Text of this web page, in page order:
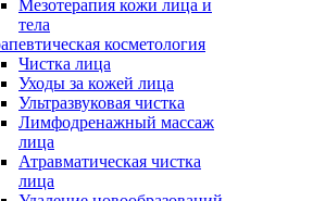
Мезотерапия кожи лица и
тела
косметология
Чистка лица
Уходы за кожей лица
Ультразвуковая чистка
Лимфодренажный массаж
лица
Атравматическая чистка
лица